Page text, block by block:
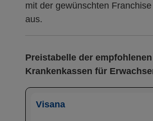
mit der gewünschten
aus.
Preistabelle der empfohlenen
Krankenkassen für
Visana